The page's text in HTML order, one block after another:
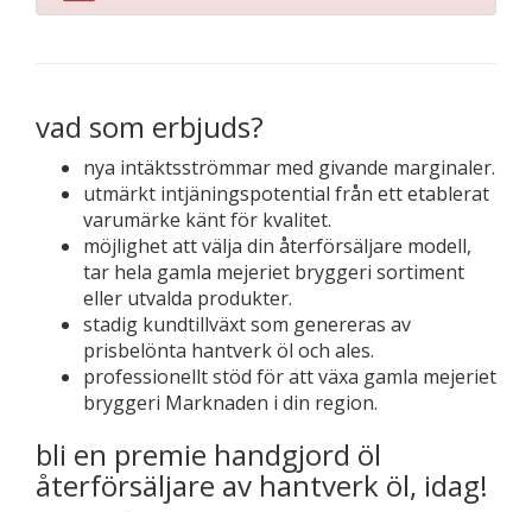
vad som erbjuds?
nya intäktsströmmar med givande marginaler.
utmärkt intjäningspotential från ett etablerat
varumärke känt för kvalitet.
möjlighet att välja din återförsäljare modell,
tar hela gamla mejeriet bryggeri sortiment
eller utvalda produkter.
stadig kundtillväxt som genereras av
prisbelönta hantverk öl och ales.
professionellt stöd för att växa gamla mejeriet
bryggeri Marknaden i din region.
bli en premie handgjord öl
återförsäljare av hantverk öl, idag!